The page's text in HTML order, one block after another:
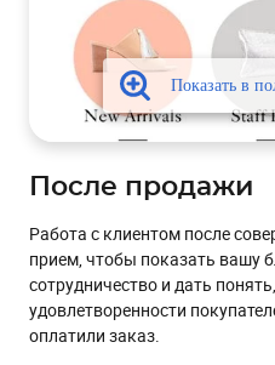
После продажи
Работа с клиентом после
прием, чтобы показать вашу
сотрудничество и дать
удовлетворенности
оплатили заказ.